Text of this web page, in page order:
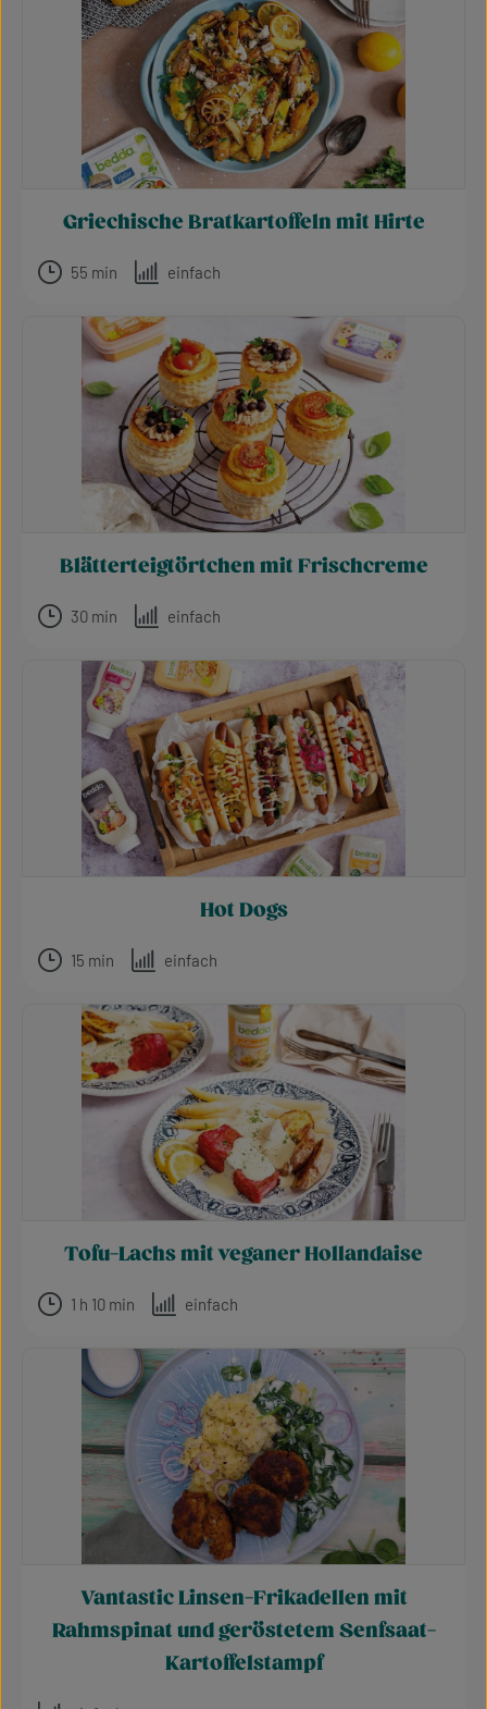
Griechische Bratkartoffeln mit Hirte
55 min einfach
Blätterteigtörtchen mit Frischcreme
30 min einfach
Hot Dogs
15 min einfach
Tofu-Lachs mit veganer Hollandaise
1 h 10 min einfach
Vantastic Linsen-Frikadellen mit
Rahmspinat und geröstetem Senfsaat-
Kartoffelstampf